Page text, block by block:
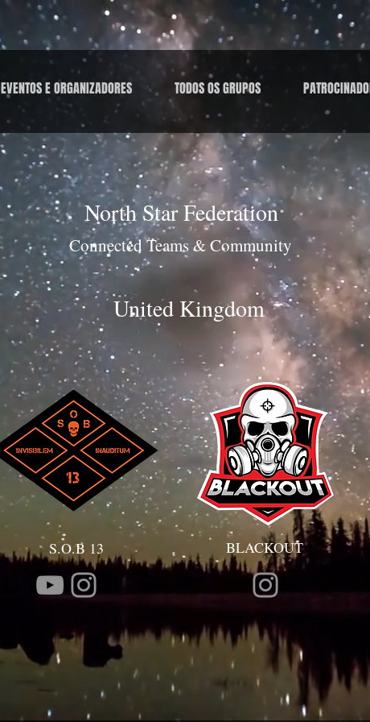
EVENTOS E ORGANIZADORES TODOS OS GRUPOS
North Star Federation
Connected Teams & Community
United Kingdom
S.O.B 13 BLACKOUT